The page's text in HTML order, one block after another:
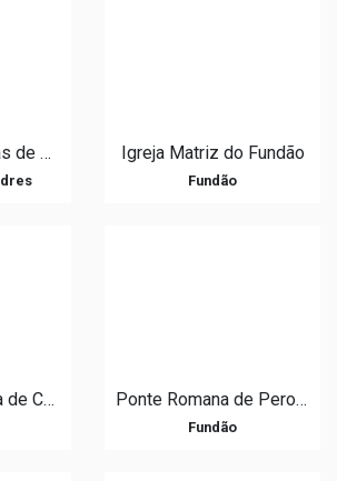
Dólmen de Corgas de Matança Igreja Matriz do Fundão
Fundão
Castelo da Aldeia de Castelo Novo Ponte Romana de Pero Viseu
Fundão